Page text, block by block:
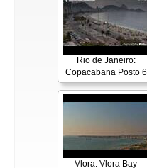
Rio de Janeiro:
Copacabana Posto 6
Vlora: Vlora Bay